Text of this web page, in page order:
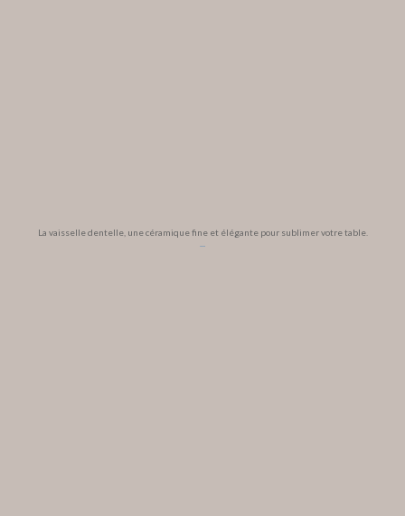
La vaisselle dentelle, une céramique fine et élégante pour sublimer votre table.